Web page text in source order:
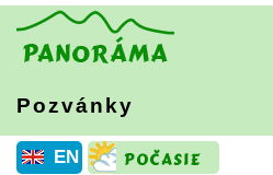
Pozvánky
EN